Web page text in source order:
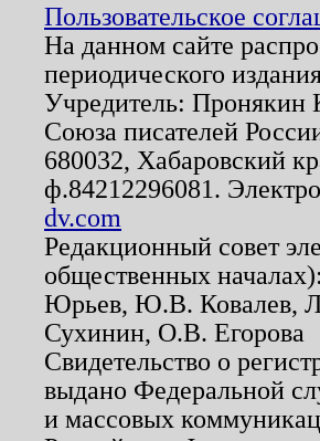
Пользовательское
На данном сайте
периодического
Учредитель: Пронякин
Союза писателей
680032, Хабаровский
ф.84212296081.
dv.com
Редакционный совет
общественных
Юрьев, Ю.В. Ковалев,
Сухинин, О.В. Егорова
Свидетельство о
выдано Федеральной
и массовых